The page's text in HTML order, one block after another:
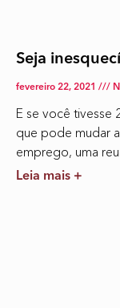
Seja
fevereiro 22, 2021
E se você tivesse
que pode mudar
emprego, uma
Leia mais +